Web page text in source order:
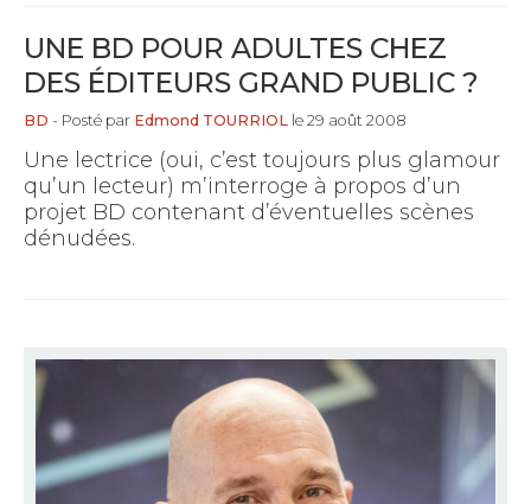
UNE BD POUR ADULTES CHEZ
DES ÉDITEURS GRAND PUBLIC ?
BD - Posté par Edmond TOURRIOL le 29 août 2008
Une lectrice (oui, c’est toujours plus glamour
qu’un lecteur) m’interroge à propos d’un
projet BD contenant d’éventuelles scènes
dénudées.